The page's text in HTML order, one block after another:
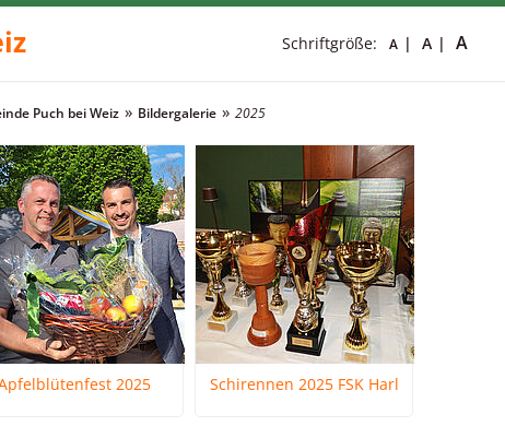
Schriftgröße: A A A
Puch bei Weiz Bildergalerie 2025
2025 Schirennen 2025 FSK Harl